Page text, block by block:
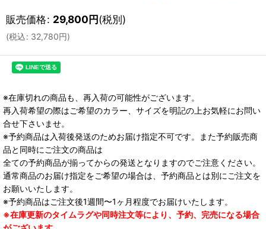
販売価格: 29,800円(税別)
(税込: 32,780円)
※在庫切れの商品も、再入荷の可能性がございます。
再入荷希望の際はご希望のカラー、サイズを明記の上お気軽にお問い
合せ下さいませ。
※予約商品は入荷後発送のためお届け指定不可です。また予約販売商
品と同時にご注文の商品は
全ての予約商品が揃ってからの発送となりますのでご注意ください。
通常商品のお届け指定をご希望の場合は、予約商品とは別にご注文を
お願いいたします。
※予約商品はご注文後1週間〜1ヶ月程度でお届けいたします。
※在庫更新のタイムラグや同時注文等により、予約、完売になる場合